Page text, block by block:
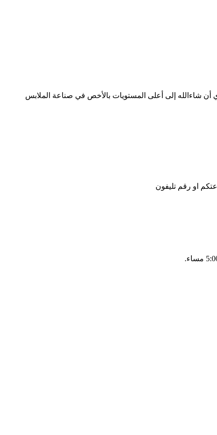
شاءالله إلى أعلى المستويات بالأخص في صناعة الملابس
او رقم تليفون